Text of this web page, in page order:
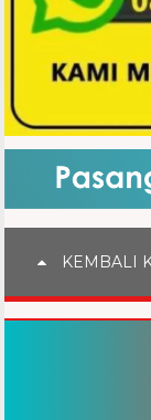
KEMBALI